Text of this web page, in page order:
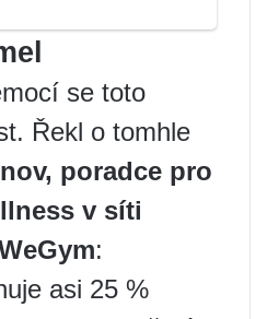
se toto
Řekl o tomhle
poradce pro
v síti
:
asi 25 %